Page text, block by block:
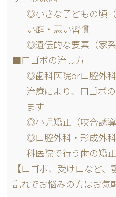
◎小さな子どもの頃
い癖・悪い習慣
◎遺伝的な要素（家系
■口ゴボの治し方
◎歯科医院or口腔外
治療により、口ゴボ
ます
◎小児矯正（咬合誘導
◎口腔外科・形成外
科医院で行う歯の矯正
【口ゴボ、受け口など
乱れでお悩みの方はお気